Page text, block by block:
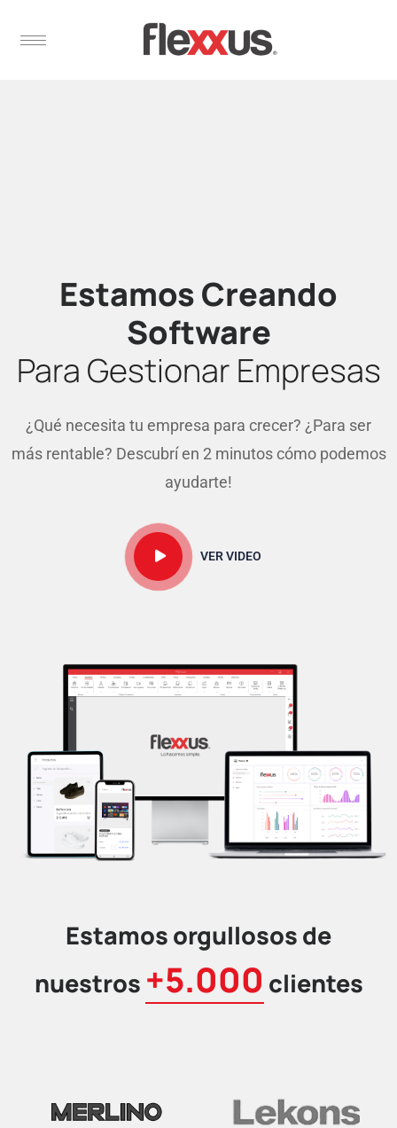
Estamos Creando
Software
Para Gestionar Empresas
¿Qué necesita tu empresa para crecer? ¿Para ser
más rentable? Descubrí en 2 minutos cómo podemos
ayudarte!
VER VIDEO
Estamos orgullosos de
nuestros +5.000 clientes